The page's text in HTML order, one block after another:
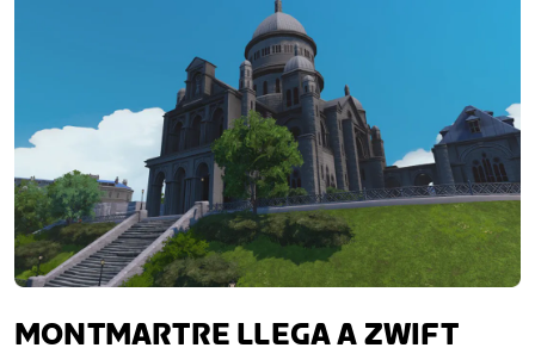
MONTMARTRE LLEGA A ZWIFT